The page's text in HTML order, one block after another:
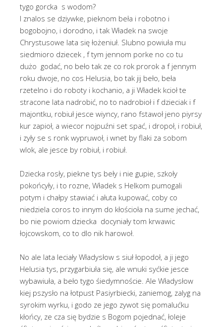
tygo gorcka s wodom?
I znalos se dziywke, pieknom beła i robotno i
bogobojno, i dorodno, i tak Władek na swoje
Chrystusowe lata się łożeniuł. Slubno powiuła mu
siedmioro dziecek , f tym jennom porke no co tu
dużo godać, no beło tak ze co rok prorok a f jennym
roku dwoje, no cos Helusia, bo tak jij beło, beła
rzetelno i do roboty i kochanio, a ji Władek kcioł te
stracone lata nadrobić, no to nadrobioł i f dzieciak i f
majontku, robiuł jesce wiyncy, rano fstawoł jeno piyrsy
kur zapioł, a wiecor nojpuźni set spać, i dropoł, i robiuł,
i zyły se s ronk wypruwoł, i wnet by flaki za sobom
wlok, ale jesce by robiuł, i robiuł.
Dziecka rosły, piekne tys beły i nie gupie, szkoły
pokońcyły, i to rozne, Władek s Helkom pumogali
potym i chałpy stawiać i ałuta kupować, coby co
niedziela coros to innym do kłościoła na sume jechać,
bo nie powiom dziecka docyniały tom krwawic
łojcowskom, co to dlo nik harowoł.
No ale lata leciały Władysłow s siuł łopodoł, a ji jego
Helusia tys, przygarbiuła się, ale wnuki syćkie jesce
wybawiuła, a beło tygo śiedymnoście. Ale Władysłow
kiej pszysło na łotpust Pasiyrbiecki, zaniemog, zalyg na
syrokim wyrku, i godo ze jego zywot się pomalućku
kłońcy, ze cza się bydzie s Bogom pojednać, łoleje